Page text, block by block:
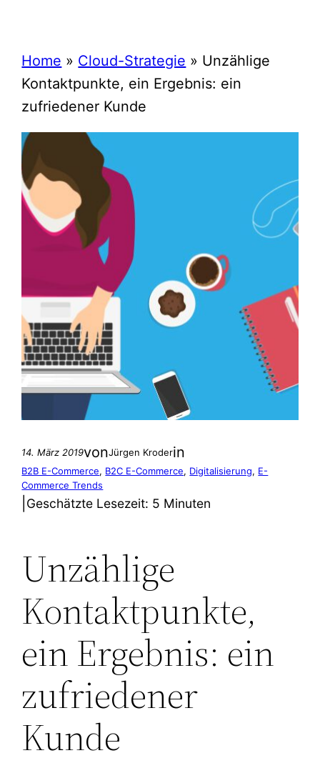
Home » Cloud-Strategie » Unzählige
Kontaktpunkte, ein Ergebnis: ein
zufriedener Kunde
14. März 2019vonJürgen Kroderin
B2B E-Commerce, B2C E-Commerce, Digitalisierung, E-
Commerce Trends
Geschätzte Lesezeit: 5 Minuten
Unzählige
Kontaktpunkte,
ein Ergebnis: ein
zufriedener
Kunde